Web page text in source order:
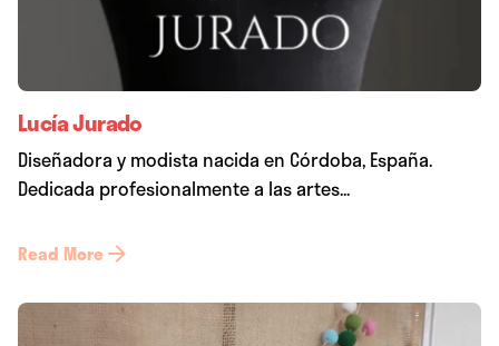
Lucía Jurado
Diseñadora y modista nacida en Córdoba, España.
Dedicada profesionalmente a las artes...
Read More